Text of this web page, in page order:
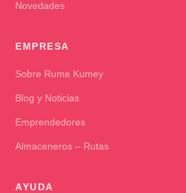
Novedades
EMPRESA
Sobre Rume Kumey
Blog y Noticias
Emprendedores
Almaceneros – Rutas
AYUDA